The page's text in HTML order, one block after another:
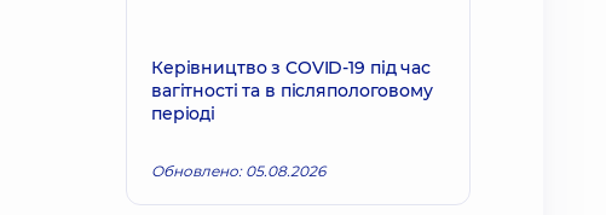
Керівництво з COVID-19 під час
вагітності та в післяпологовому
періоді
Обновлено: 05.08.2026